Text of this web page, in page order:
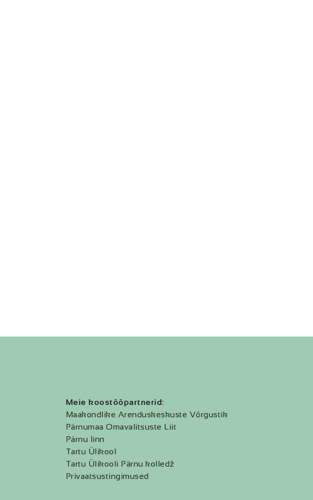
Meie koostööpartnerid:
Maakondlike Arenduskeskuste Võrgustik
Pärnumaa Omavalitsuste Liit
Pärnu linn
Tartu Ülikool
Tartu Ülikooli Pärnu kolledž
Privaatsustingimused